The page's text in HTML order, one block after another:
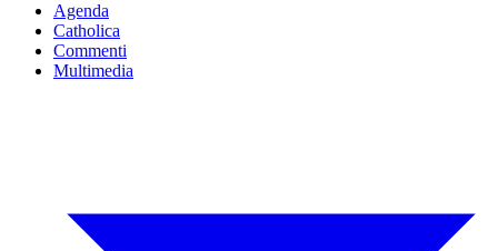
Agenda
Catholica
Commenti
Multimedia